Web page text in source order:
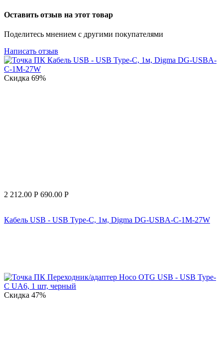
Оставить отзыв на этот товар
Поделитесь мнением с другими покупателями
Написать отзыв
Скидка 69%
2 212.00 Р 690.00 Р
Кабель USB - USB Type-C, 1м, Digma DG-USBA-С-1M-27W
Скидка 47%